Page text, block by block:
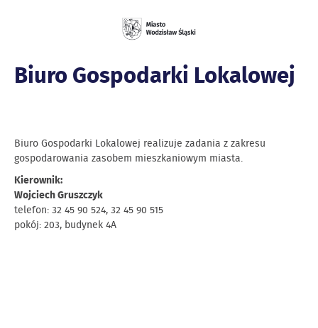
Biuro Gospodarki Lokalowej
Biuro Gospodarki Lokalowej realizuje zadania z zakresu
gospodarowania zasobem mieszkaniowym miasta.
Kierownik:
Wojciech Gruszczyk
telefon: 32 45 90 524, 32 45 90 515
pokój: 203, budynek 4A